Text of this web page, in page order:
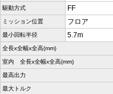
駆動方式 FF
ミッション位置 フロア
最小回転半径 5.7m
全長x全幅x全高(mm)
室内 全長x全幅x全高(mm)
最高出力
最大トルク